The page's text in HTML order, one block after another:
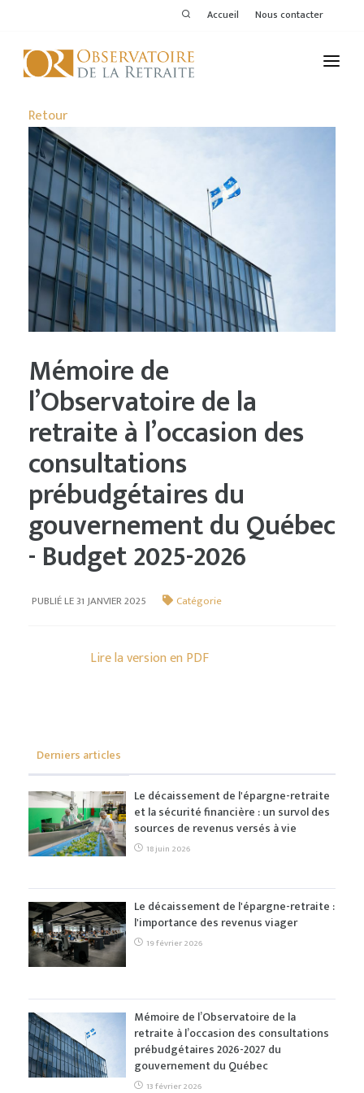
Accueil Nous contacter
PUBLICATIONS
ACTIVITÉS
THÉMATIQUES
MEMBRES
SERVICES DE L'OR
VOIR LE DERNIER BULLETIN
Retour
Mémoire de
l’Observatoire de la
retraite à l’occasion des
consultations
prébudgétaires du
gouvernement du Québec
- Budget 2025-2026
PUBLIÉ LE 31 JANVIER 2025 Catégorie
Lire la version en PDF
Derniers articles
Le décaissement de l'épargne-retraite
et la sécurité financière : un survol des
sources de revenus versés à vie
18 juin 2026
Le décaissement de l'épargne-retraite :
l'importance des revenus viager
19 février 2026
Mémoire de l’Observatoire de la
retraite à l’occasion des consultations
prébudgétaires 2026-2027 du
gouvernement du Québec
13 février 2026